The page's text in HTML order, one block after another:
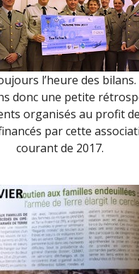
l’heure des
donc une petite
organisés au profit
par cette
courant de 2017.